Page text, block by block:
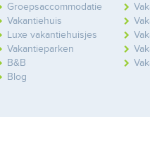
Groepsaccommodatie
Vakantiehuis
Luxe vakantiehuisjes
Vakantieparken
B&B
Blog